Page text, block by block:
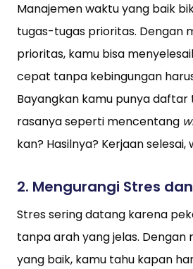
Manajemen waktu yang baik
tugas-tugas prioritas. Dengan
prioritas, kamu bisa
cepat tanpa kebingungan
Bayangkan kamu punya
rasanya seperti mencentang
kan? Hasilnya? Kerjaan
2. Mengurangi Stres
Stres sering datang karena
tanpa arah yang jelas. Dengan
yang baik, kamu tahu kapan